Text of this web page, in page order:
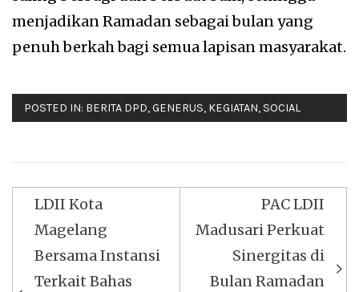
menjadikan Ramadan sebagai bulan yang
penuh berkah bagi semua lapisan masyarakat.
POSTED IN: BERITA DPD,GENERUS, KEGIATAN, SOCIAL
Navigasi
pos
LDII Kota
Magelang
Bersama Instansi
Terkait Bahas
PAC LDII
Madusari Perkuat
Sinergitas di
Bulan Ramadan